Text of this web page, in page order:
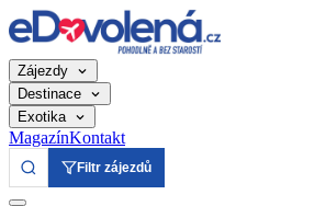
Zájezdy
Destinace
Exotika
MagazínKontakt
Filtr zájezdů